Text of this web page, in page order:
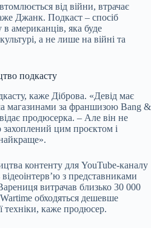
від війни, втрачає
Джанк. Подкаст – спосіб
в американців, яка буде
а не лише на війні та
подкасту
каже Діброва. «Девід має
магазинами за франшизою Bang &
продюсерка. – Але він не
захоплений цим проєктом і
контенту для YouTube-каналу
з представниками
витрачав близько 30 000
обходяться дешевше
техніки, каже продюсер.